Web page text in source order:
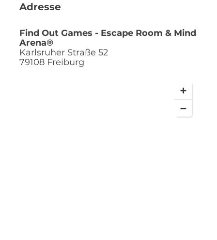
Adresse
Find Out Games - Escape Room & Mind
Arena®
Karlsruher Straße 52
79108 Freiburg